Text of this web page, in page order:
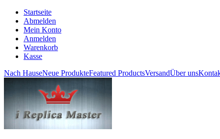
Startseite
Abmelden
Mein Konto
Anmelden
Warenkorb
Kasse
Nach HauseNeue ProdukteFeatured ProductsVersandÜber uns